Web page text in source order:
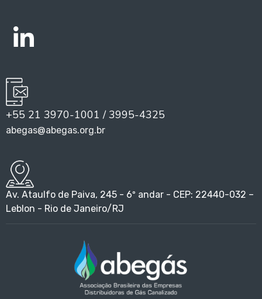
+55 21 3970-1001 / 3995-4325
abegas@abegas.org.br
Av. Ataulfo de Paiva, 245 - 6º andar - CEP: 22440-032 –
Leblon - Rio de Janeiro/RJ